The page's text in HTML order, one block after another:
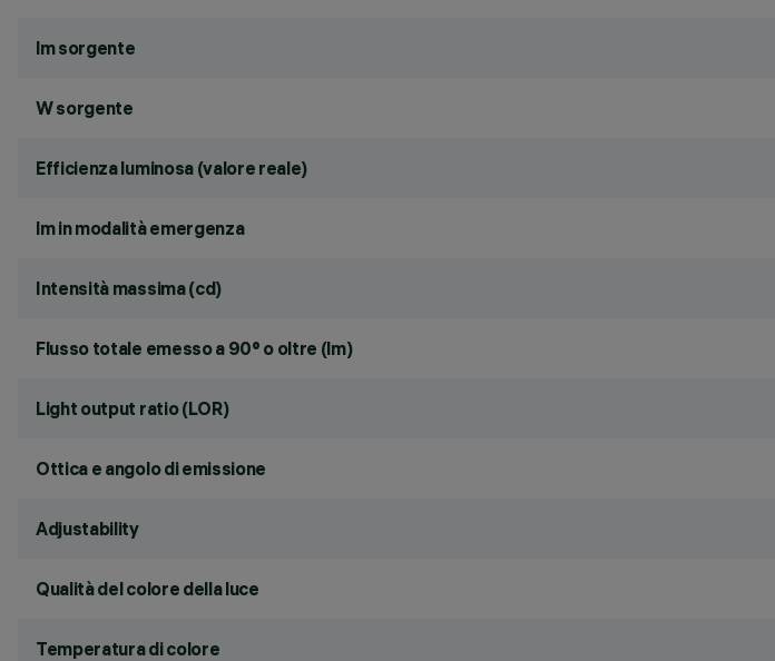
lm sorgente
W sorgente
Efficienza luminosa (valore reale)
lm in modalità emergenza
Intensità massima (cd)
Flusso totale emesso a 90° o oltre (lm)
Light output ratio (LOR)
Ottica e angolo di emissione
Adjustability
Qualità del colore della luce
Temperatura di colore